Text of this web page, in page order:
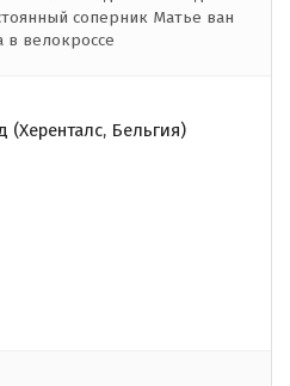
соперник Матье ван
в велокроссе
(Херенталс, Бельгия)